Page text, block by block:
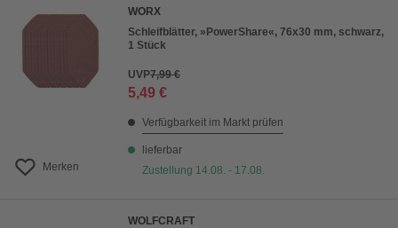
Merken
WORX
Schleifblätter, »PowerShare«, 76x30 mm, schwarz,
1 Stück
UVP7,99 €
5,49 €
Verfügbarkeit im Markt prüfen
lieferbar
Zustellung 14.08. - 17.08.
WOLFCRAFT